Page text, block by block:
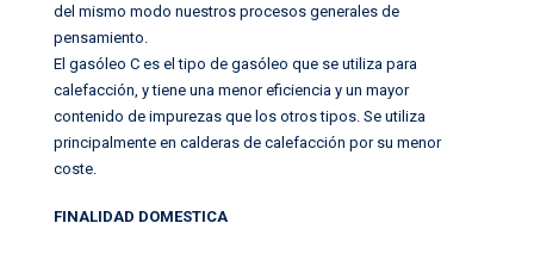
del mismo modo nuestros procesos generales de
pensamiento.
El gasóleo C es el tipo de gasóleo que se utiliza para
calefacción, y tiene una menor eficiencia y un mayor
contenido de impurezas que los otros tipos. Se utiliza
principalmente en calderas de calefacción por su menor
coste.
FINALIDAD DOMESTICA